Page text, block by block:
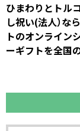
ひまわりとトル
し祝い(法人）な
トのオンライン
ーギフトを全国